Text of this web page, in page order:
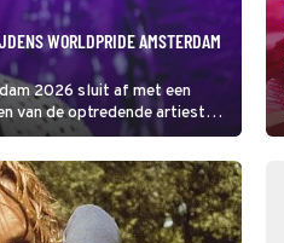
WORLDPRIDE AMSTERDAM
2026 sluit af met een
van de optredende artiesten.